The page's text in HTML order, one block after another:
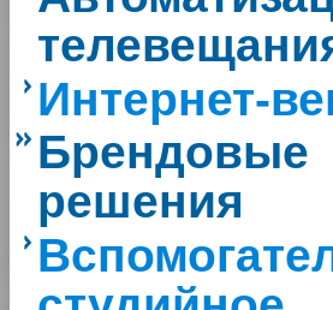
Интернет-
Брендовые
решения